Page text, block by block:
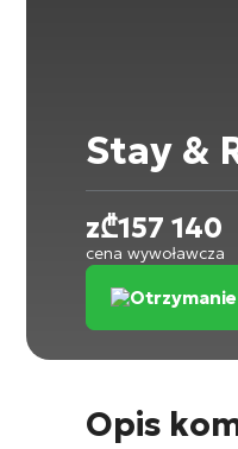
Stay &
z₾157 140
cena wywoławcza
Opis